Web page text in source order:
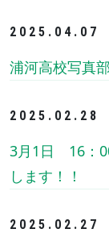
2025.04.07
浦河高校写真部
2025.02.28
3月1日 16：
します！！
2025.02.27